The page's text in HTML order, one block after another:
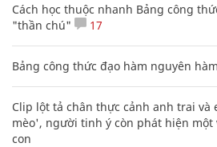
Cách học thuộc nhanh Bảng công
"thần chú"
17
Bảng công thức đạo hàm nguyên
Clip lột tả chân thực cảnh anh trai và
mèo', người tinh ý còn phát hiện một
con